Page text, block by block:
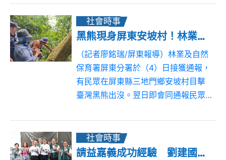
擴及怡保、首度新增校園交流外，更
配合駐馬來西亞代表處於喬治亞藝術
節辦...
社會時事
黑熊現身屏東安坡村！林業保育署籲通報共築人熊共存環境
（記者廖銘瑞/屏東報導）林業及自然
保育署屏東分署於（4）日接獲通報，
有民眾在屏東縣三地門鄉安坡村目擊
臺灣黑熊出沒。翌日即會同通報民眾
代表陳鋒峰、口社派出所警員與研究
團隊-野聲環境生態公司前往現場勘
查，發現確實...
社會時事
請益嘉義成功經驗 劉建國端三大政見打造「新雲林」